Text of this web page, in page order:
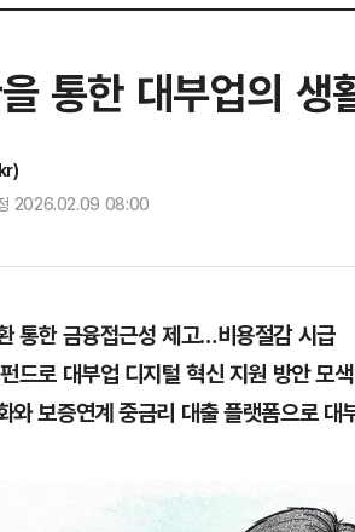
통한 대부업의 생
2026.02.09 08:00
통한 금융접근성 제고…비용절감 시급
드로 대부업 디지털 혁신 지원 방안 모색
와 보증연계 중금리 대출 플랫폼으로 대